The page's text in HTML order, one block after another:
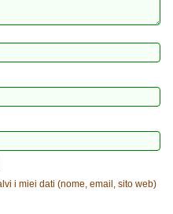
i miei dati (nome, email, sito web)